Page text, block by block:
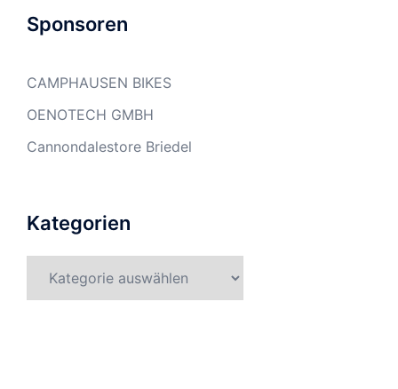
Sponsoren
CAMPHAUSEN BIKES
OENOTECH GMBH
Cannondalestore Briedel
Kategorien